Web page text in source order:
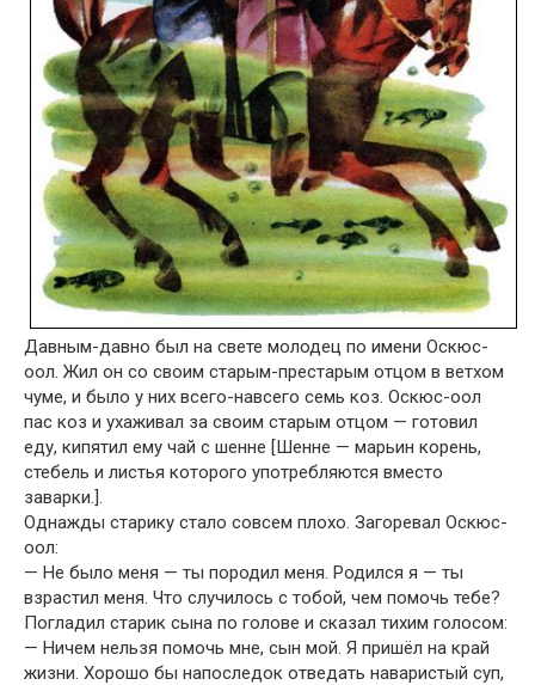
Давным-давно был на свете молодец по имени Оскюс-
оол. Жил он со своим старым-престарым отцом в ветхом
чуме, и было у них всего-навсего семь коз. Оскюс-оол
пас коз и ухаживал за своим старым отцом — готовил
еду, кипятил ему чай с шенне [Шенне — марьин корень,
стебель и листья которого употребляются вместо
заварки.].
Однажды старику стало совсем плохо. Загоревал Оскюс-
оол:
— Не было меня — ты породил меня. Родился я — ты
взрастил меня. Что случилось с тобой, чем помочь тебе?
Погладил старик сына по голове и сказал тихим голосом:
— Ничем нельзя помочь мне, сын мой. Я пришёл на край
жизни. Хорошо бы напоследок отведать наваристый суп,